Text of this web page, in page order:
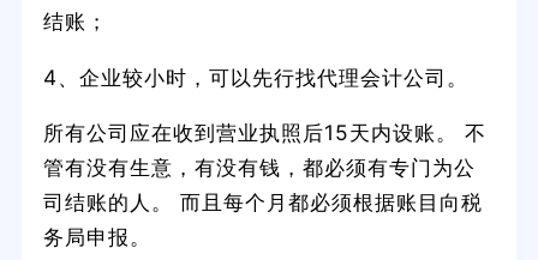
结账；
4、企业较小时，可以先行找代理会计公司。
所有公司应在收到营业执照后15天内设账。 不
管有没有生意，有没有钱，都必须有专门为公
司结账的人。 而且每个月都必须根据账目向税
务局申报。